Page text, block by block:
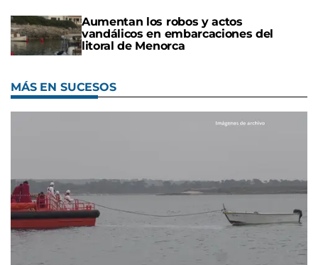
Aumentan los robos y actos
vandálicos en embarcaciones del
litoral de Menorca
MÁS EN SUCESOS